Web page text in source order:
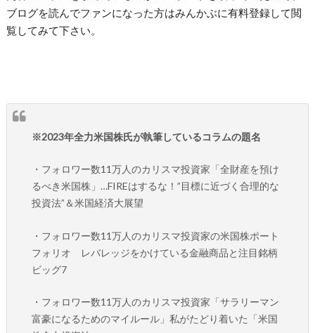
ブログを読んでファンになった方はみんかぶに有料登録して閲
覧してみて下さい。
※2023年全力米国株氏が執筆しているコラムの題名
・フォロワー数11万人のカリスマ投資家「全財産を預け
るべき米国株」…FIREはするな！”目標に近づく合理的な
投資法”＆米国経済大展望
・フォロワー数11万人のカリスマ投資家の米国株ポート
フォリオ レバレッジをかけている金融商品と注目銘柄
ビッグ7
・フォロワー数11万人のカリスマ投資家「サラリーマン
富豪になるためのマイルール」私がたどり着いた「米国